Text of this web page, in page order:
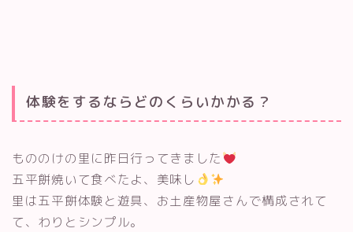
体験をするならどのくらいかかる？
もののけの里に昨日行ってきました
五平餅焼いて食べたよ、美味し
里は五平餅体験と遊具、お土産物屋さんで構成されて
て、わりとシンプル。